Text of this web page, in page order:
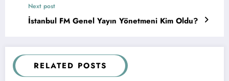
Next post
İstanbul FM Genel Yayın Yönetmeni Kim Oldu?
RELATED POSTS